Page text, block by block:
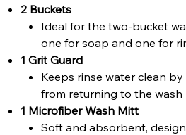
2 Buckets
Ideal for the two-bucket
one for soap and one for
1 Grit Guard
Keeps rinse water clean
from returning to the wash
1 Microfiber Wash Mitt
Soft and absorbent,